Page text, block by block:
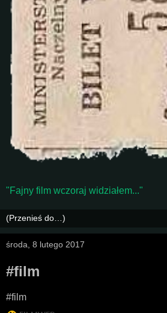
"Fajny film wczoraj widziałem..."
środa, 8 lutego 2017
#film
#film